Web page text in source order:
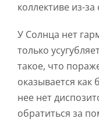
коллективе из-за
У Солнца нет
только
такое, что
оказывается как
нее нет
обратиться за